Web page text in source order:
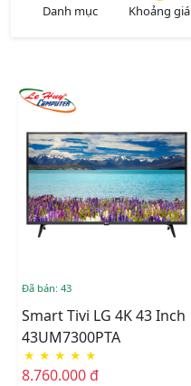
Danh mục
Khoảng giá
Đã bán: 43
Smart Tivi LG 4K 43 Inch
43UM7300PTA
★ ★ ★ ★ ★
8.760.000 đ